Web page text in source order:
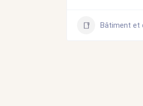
Bâtiment et